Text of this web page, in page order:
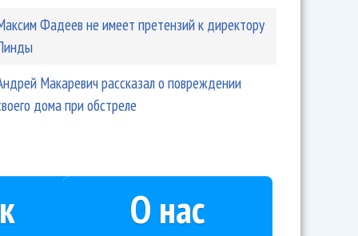
Фадеев не имеет претензий к директору
Макаревич рассказал о повреждении
дома при обстреле
О нас